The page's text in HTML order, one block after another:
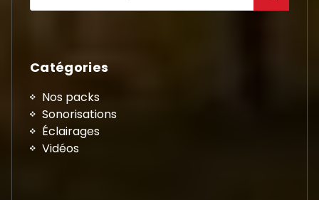
Catégories
Nos packs
Sonorisations
Éclairages
Vidéos